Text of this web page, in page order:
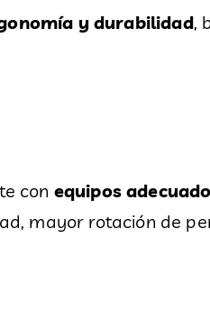
y durabilidad,
con equipos
mayor rotación de